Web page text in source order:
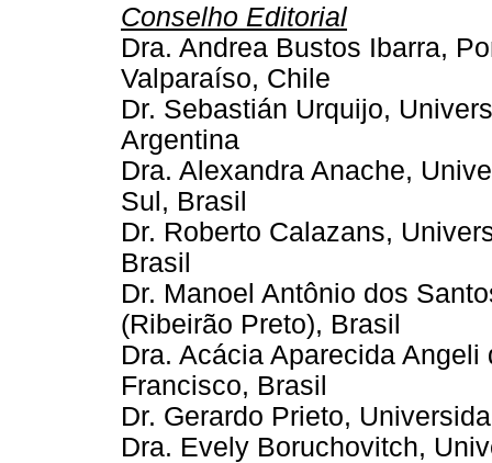
Conselho Editorial
Dra. Andrea Bustos Ibarra,
Valparaíso, Chile
Dr. Sebastián Urquijo,
Argentina
Dra. Alexandra Anache,
Sul, Brasil
Dr. Roberto Calazans,
Brasil
Dr. Manoel Antônio dos
(Ribeirão Preto), Brasil
Dra. Acácia Aparecida
Francisco, Brasil
Dr. Gerardo Prieto,
Dra. Evely Boruchovitch,